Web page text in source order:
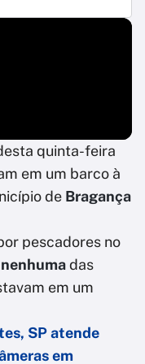
quinta-feira
em um barco à
de Bragança
pescadores no
nenhumadas
em um
SP atende
em